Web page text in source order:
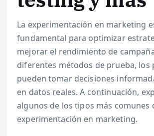
La experimentación en marketing
fundamental para optimizar
mejorar el rendimiento de
diferentes métodos de prueba, los
pueden tomar decisiones
en datos reales. A continuación,
algunos de los tipos más comunes
experimentación en marketing.